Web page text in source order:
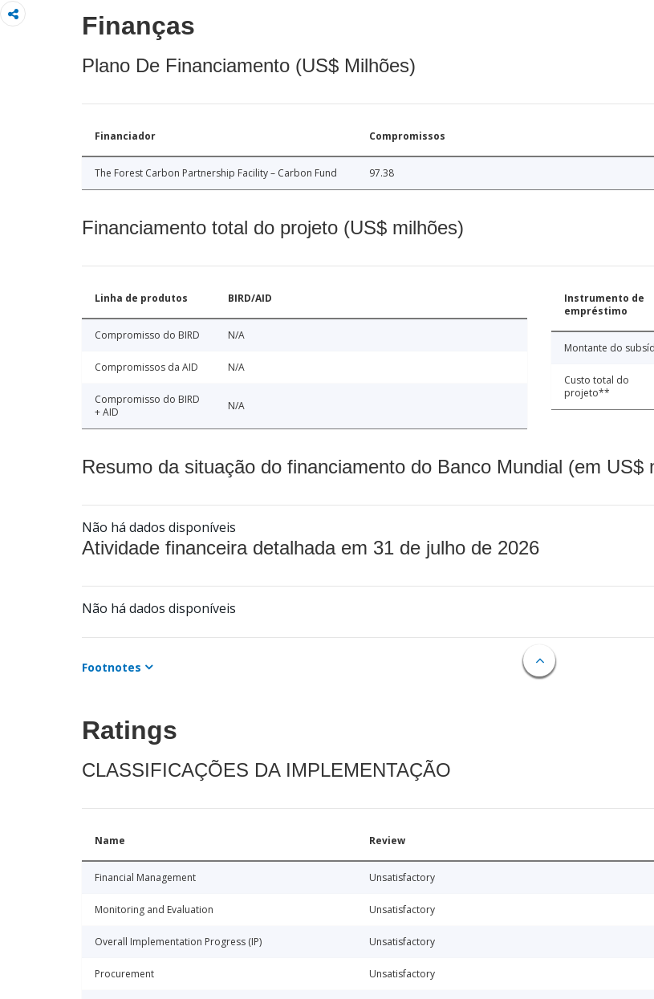
Finanças
Plano De Financiamento (US$ Milhões)
Financiador Compromissos
The Forest Carbon Partnership Facility – Carbon Fund 97.38
Financiamento total do projeto (US$ milhões)
Linha de produtos BIRD/AID
Compromisso do BIRD N/A
Compromissos da AID N/A
Compromisso do BIRD
+ AID
N/A
Instrumento de
empréstimo
Montante do
Custo total do
projeto**
Resumo da situação do financiamento do Banco Mundial (em
Não há dados disponíveis
Atividade financeira detalhada em 31 de julho de 2026
Não há dados disponíveis
Footnotes
Ratings
CLASSIFICAÇÕES DA IMPLEMENTAÇÃO
Name Review
Financial Management Unsatisfactory
Monitoring and Evaluation Unsatisfactory
Overall Implementation Progress (IP) Unsatisfactory
Procurement Unsatisfactory